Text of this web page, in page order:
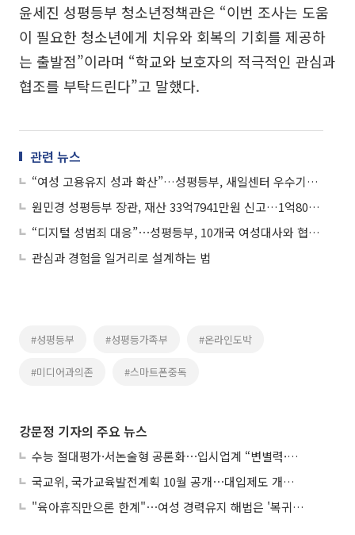
윤세진 성평등부 청소년정책관은 “이번 조사는 도움
이 필요한 청소년에게 치유와 회복의 기회를 제공하
는 출발점”이라며 “학교와 보호자의 적극적인 관심과
협조를 부탁드린다”고 말했다.
관련 뉴스
“여성 고용유지 성과 확산”…성평등부, 새일센터 우수기관 포상
원민경 성평등부 장관, 재산 33억7941만원 신고…1억8016만원↑
“디지털 성범죄 대응”⋯성평등부, 10개국 여성대사와 협력 논의
관심과 경험을 일거리로 설계하는 법
#성평등부 #성평등가족부 #온라인도박
#미디어과의존 #스마트폰중독
강문정 기자의 주요 뉴스
수능 절대평가·서논술형 공론화⋯입시업계 “변별력·사교육 대책 먼저”
국교위, 국가교육발전계획 10월 공개⋯대입제도 개편 공론화 추진
"육아휴직만으론 한계"⋯여성 경력유지 해법은 '복귀 후 유연근무’